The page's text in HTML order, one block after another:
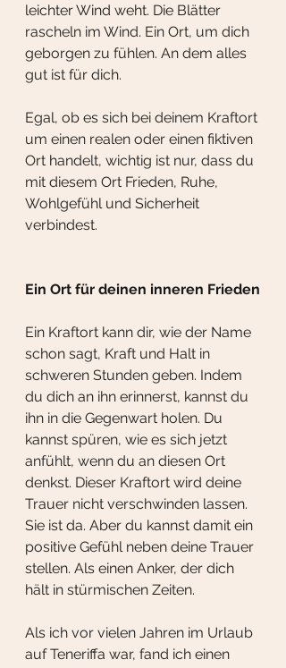
leichter Wind weht. Die Blätter
rascheln im Wind. Ein Ort, um dich
geborgen zu fühlen. An dem alles
gut ist für dich.
Egal, ob es sich bei deinem Kraftort
um einen realen oder einen fiktiven
Ort handelt, wichtig ist nur, dass du
mit diesem Ort Frieden, Ruhe,
Wohlgefühl und Sicherheit
verbindest.
Ein Ort für deinen inneren Frieden
Ein Kraftort kann dir, wie der Name
schon sagt, Kraft und Halt in
schweren Stunden geben. Indem
du dich an ihn erinnerst, kannst du
ihn in die Gegenwart holen. Du
kannst spüren, wie es sich jetzt
anfühlt, wenn du an diesen Ort
denkst. Dieser Kraftort wird deine
Trauer nicht verschwinden lassen.
Sie ist da. Aber du kannst damit ein
positive Gefühl neben deine Trauer
stellen. Als einen Anker, der dich
hält in stürmischen Zeiten.
Als ich vor vielen Jahren im Urlaub
auf Teneriffa war, fand ich einen